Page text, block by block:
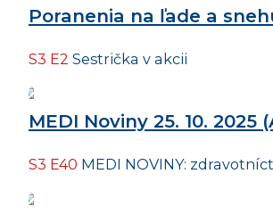
Poranenia na ľade a
S3 E2 Sestrička v akcii
MEDI Noviny 25. 10. 2025
S3 E40 MEDI NOVINY: